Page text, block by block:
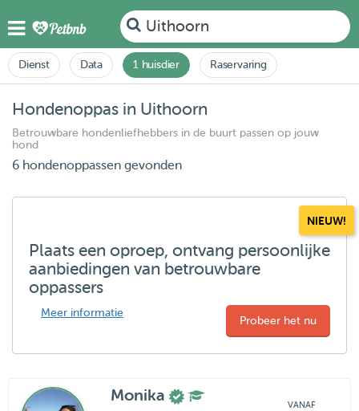
Uithoorn
Dienst Data 1 huisdier Raservaring
Hondenoppas in Uithoorn
Betrouwbare hondenliefhebbers in de buurt passen op jouw
hond
6 hondenoppassen gevonden
NIEUW!
Plaats een oproep, ontvang persoonlijke
aanbiedingen van betrouwbare
oppassers
Meer informatie
Probeer het nu
Monika
VANAF